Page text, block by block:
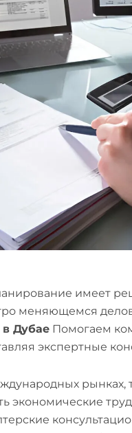
имеет
меняющемся
ДубаеПомогаем
экспертные
рынках,
экономические